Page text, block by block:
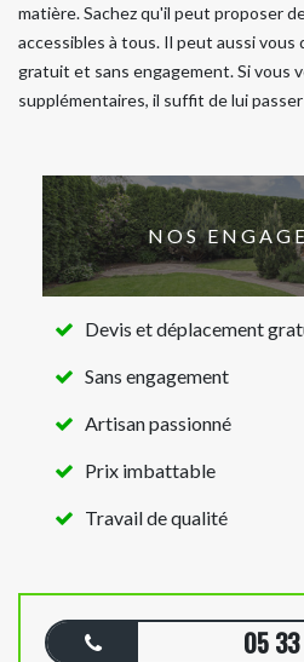
matière. Sachez qu'il peut proposer
accessibles à tous. Il peut aussi
gratuit et sans engagement. Si vous
supplémentaires, il suffit de lui
NOS
Devis et déplacement
Sans engagement
Artisan passionné
Prix imbattable
Travail de qualité
05